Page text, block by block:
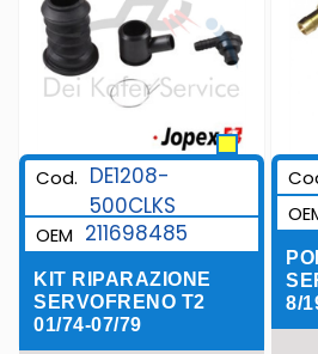
Cod. DE1208-
500CLKS
OEM 211698485
KIT RIPARAZIONE
SERVOFRENO T2
01/74-07/79
8/